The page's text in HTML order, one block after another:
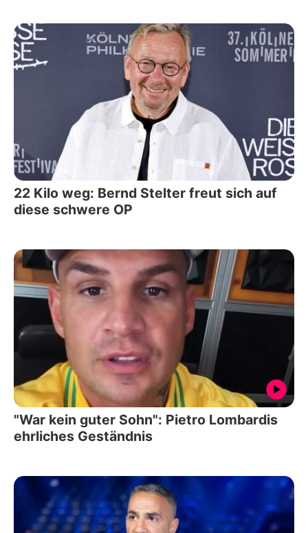
22 Kilo weg: Bernd Stelter freut sich auf
diese schwere OP
"War kein guter Sohn": Pietro Lombardis
ehrliches Geständnis